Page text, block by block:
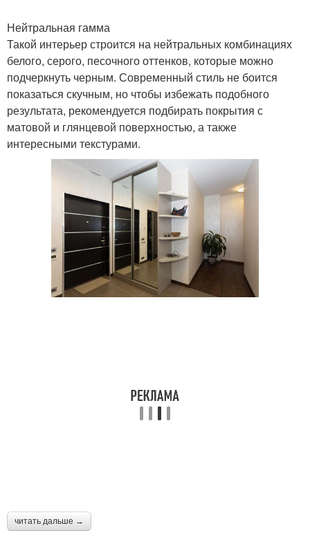
Нейтральная гамма
Такой интерьер строится на нейтральных комбинациях
белого, серого, песочного оттенков, которые можно
подчеркнуть черным. Современный стиль не боится
показаться скучным, но чтобы избежать подобного
результата, рекомендуется подбирать покрытия с
матовой и глянцевой поверхностью, а также
интересными текстурами.
читать дальше →